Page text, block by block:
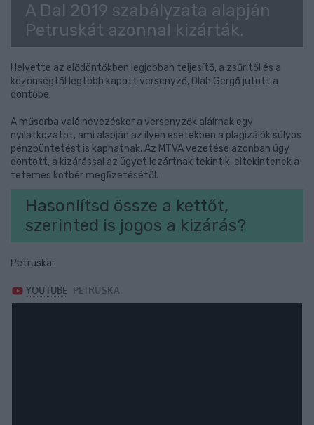
A Dal 2019 szabályzata alapján
Petruskát azonnal kizárták.
Helyette az elődöntőkben legjobban teljesítő, a zsűritől és a
közönségtől legtöbb kapott versenyző, Oláh Gergő jutott a
döntőbe.
A műsorba való nevezéskor a versenyzők aláírnak egy
nyilatkozatot, ami alapján az ilyen esetekben a plagizálók súlyos
pénzbüntetést is kaphatnak. Az MTVA vezetése azonban úgy
döntött, a kizárással az ügyet lezártnak tekintik, eltekintenek a
tetemes kötbér megfizetésétől.
Hasonlítsd össze a kettőt,
szerinted is jogos a kizárás?
Petruska: